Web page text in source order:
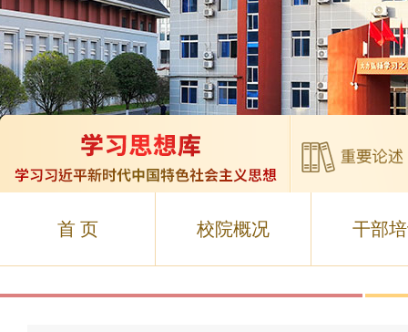
首 页 校院概况 干部